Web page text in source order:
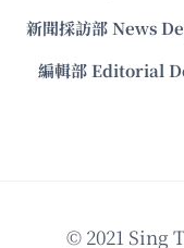
新聞採訪部 News
編輯部 Editorial
© 2021 Sing